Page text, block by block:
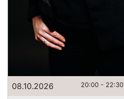
08.10.2026 20:00 - 22:30